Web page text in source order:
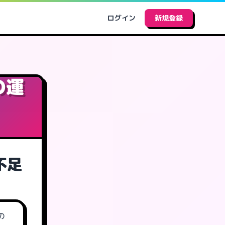
ログイン 新規登録
運
足